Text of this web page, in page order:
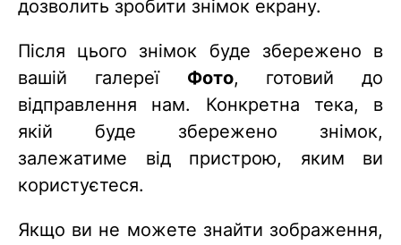
дозволить зробити знімок екрану.
Після цього знімок буде збережено в
вашій галереї Фото, готовий до
відправлення нам. Конкретна тека, в
якій буде збережено знімок,
залежатиме від пристрою, яким ви
користуєтеся.
Якщо ви не можете знайти зображення,